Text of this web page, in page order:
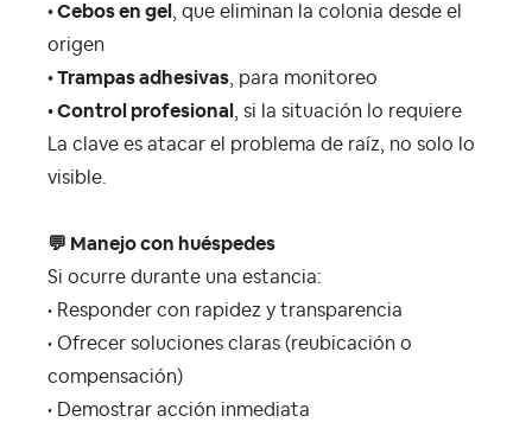
• Cebos en gel
, que eliminan la colonia desde el
origen
• Trampas adhesivas , para monitoreo
• Control profesional
, si la situación lo requiere
La clave es atacar el problema de raíz, no solo lo
visible.
💬 Manejo con huéspedes
Si ocurre durante una estancia:
• Responder con rapidez y transparencia
• Ofrecer soluciones claras (reubicación o
compensación)
• Demostrar acción inmediata